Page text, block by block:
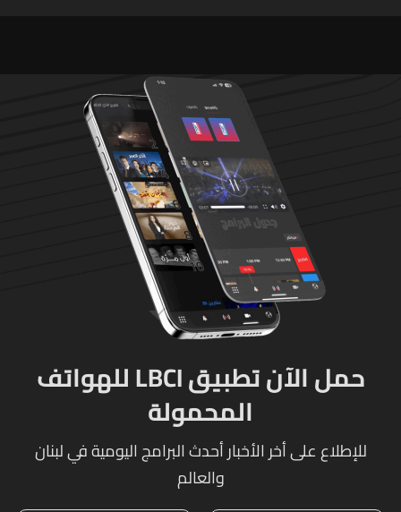
حمل الآن تطبيق LBCI للهواتف
المحمولة
للإطلاع على أخر الأخبار أحدث البرامج اليومية في لبنان
والعالم